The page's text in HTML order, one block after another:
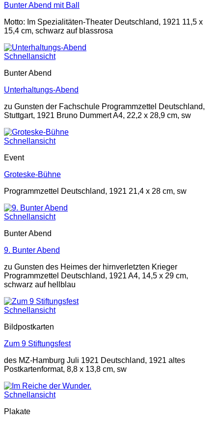
Bunter Abend mit Ball
Motto: Im Spezialitäten-Theater Deutschland, 1921 11,5 x
15,4 cm, schwarz auf blassrosa
Schnellansicht
Bunter Abend
Unterhaltungs-Abend
zu Gunsten der Fachschule Programmzettel Deutschland,
Stuttgart, 1921 Bruno Dummert A4, 22,2 x 28,9 cm, sw
Schnellansicht
Event
Groteske-Bühne
Programmzettel Deutschland, 1921 21,4 x 28 cm, sw
Schnellansicht
Bunter Abend
9. Bunter Abend
zu Gunsten des Heimes der hirnverletzten Krieger
Programmzettel Deutschland, 1921 A4, 14,5 x 29 cm,
schwarz auf hellblau
Schnellansicht
Bildpostkarten
Zum 9 Stiftungsfest
des MZ-Hamburg Juli 1921 Deutschland, 1921 altes
Postkartenformat, 8,8 x 13,8 cm, sw
Schnellansicht
Plakate